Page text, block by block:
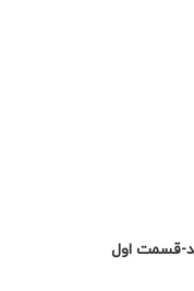
قسمت اول